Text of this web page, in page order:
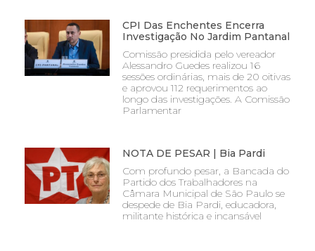
CPI Das Enchentes Encerra
Investigação No Jardim Pantanal
Comissão presidida pelo vereador
Alessandro Guedes realizou 16
sessões ordinárias, mais de 20 oitivas
e aprovou 112 requerimentos ao
longo das investigações. A Comissão
Parlamentar
NOTA DE PESAR | Bia Pardi
Com profundo pesar, a Bancada do
Partido dos Trabalhadores na
Câmara Municipal de São Paulo se
despede de Bia Pardi, educadora,
militante histórica e incansável